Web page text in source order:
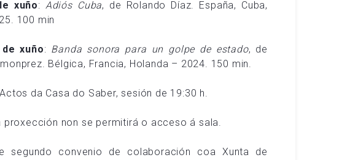
xuño: Adiós Cuba, de Rolando Díaz. España, Cuba,
100 min
xuño: Banda sonora para un golpe de estado, de
Bélgica, Francia, Holanda – 2024. 150 min.
da Casa do Saber, sesión de 19:30 h.
proxección non se permitirá o acceso á sala.
segundo convenio de colaboración coa Xunta de